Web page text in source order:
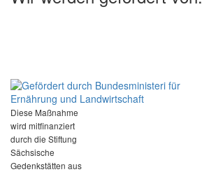
Diese Maßnahme
wird mitfinanziert
durch die Stiftung
Sächsische
Gedenkstätten aus